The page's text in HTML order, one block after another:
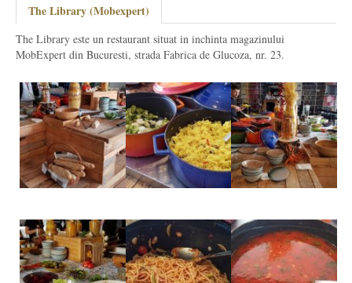
The Library (Mobexpert)
The Library este un restaurant situat in inchinta magazinului
MobExpert din Bucuresti, strada Fabrica de Glucoza, nr. 23.